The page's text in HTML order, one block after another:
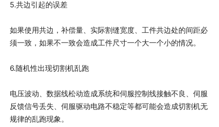
5.共边引起的误差
如果使用共边，补偿量、实际割缝宽度、工件共边处的间距必
须一致，如果不一致会造成工件尺寸一个大一个小的情况。
6.随机性出现切割机乱跑
电压波动、数据线松动造成系统和伺服控制线接触不良、伺服
反馈信号丢失、伺服驱动电路不稳定等都可能会造成切割机无
规律的乱跑现象。